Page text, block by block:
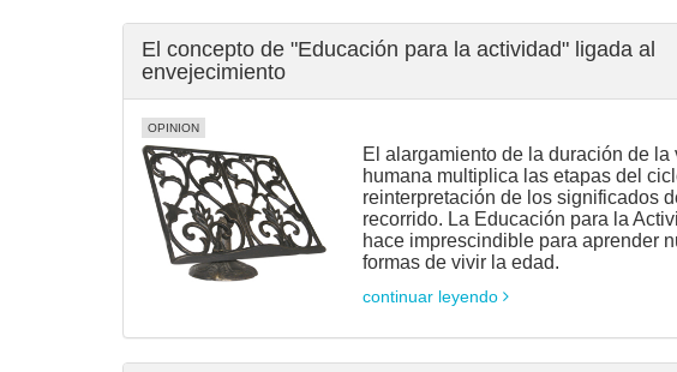
El concepto de "Educación para la actividad" ligada al
envejecimiento
OPINION
El alargamiento de la duración de la
humana multiplica las etapas del
reinterpretación de los significados
recorrido. La Educación para la
hace imprescindible para aprender
formas de vivir la edad.
continuar leyendo